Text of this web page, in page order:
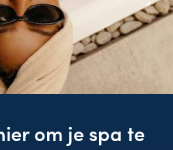
om je spa te